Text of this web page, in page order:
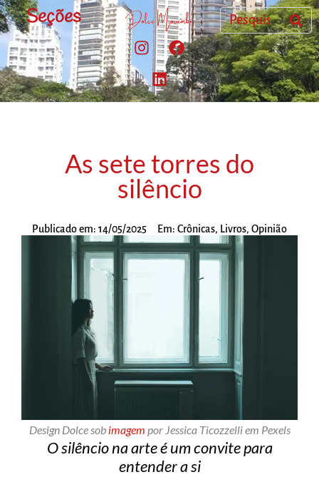
Seções
As sete torres do
silêncio
Publicado em: 14/05/2025 Em: Crônicas, Livros, Opinião
Design Dolce sob imagem por Jessica Ticozzelli em Pexels
O silêncio na arte é um convite para
entender a si